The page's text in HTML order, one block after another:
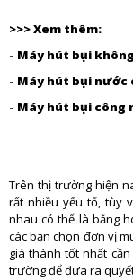
>>> Xem thêm:
- Máy hút bụi
- Máy hút bụi nước
- Máy hút bụi công
Trên thị trường hiện
rất nhiều yếu tố, tùy
nhau có thể là bằng
các bạn chọn đơn vị
giá thành tốt nhất
trường để đưa ra